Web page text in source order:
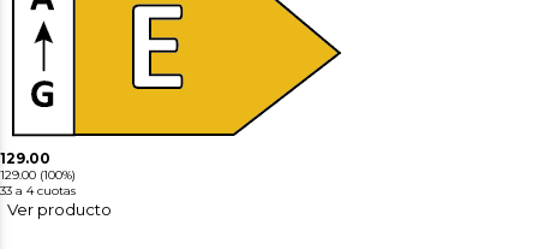
129.00
129.00 (100%)
33 a 4 cuotas
Ver producto